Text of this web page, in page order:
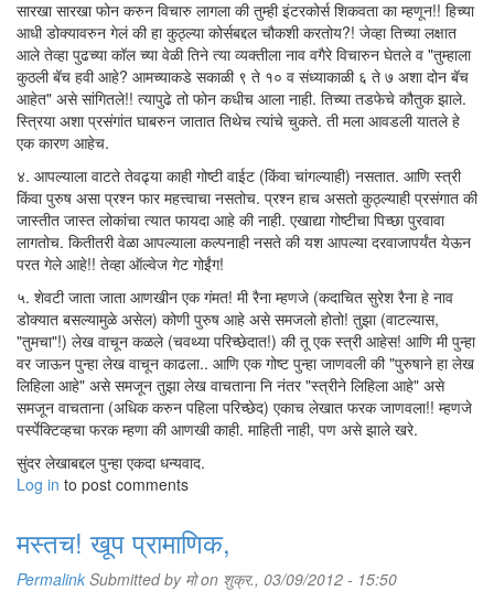
सारखा सारखा फोन करुन विचारु लागला की तुम्ही इंटरकोर्स शिकवता का म्हणून!! हिच्या
आधी डोक्यावरुन गेलं की हा कुठ्ल्या कोर्सबद्दल चौकशी करतोय?! जेव्हा तिच्या लक्षात
आले तेव्हा पुढच्या कॉल च्या वेळी तिने त्या व्यक्तीला नाव वगैरे विचारुन घेतले व "तुम्हाला
कुठली बॅच हवी आहे? आमच्याकडे सकाळी ९ ते १० व संध्याकाळी ६ ते ७ अशा दोन बॅच
आहेत" असे सांगितले!! त्यापुढे तो फोन कधीच आला नाही. तिच्या तडफेचे कौतुक झाले.
स्त्रिया अशा प्रसंगांत घाबरुन जातात तिथेच त्यांचे चुकते. ती मला आवडली यातले हे
एक कारण आहेच.
४. आपल्याला वाटते तेवढ्या काही गोष्टी वाईट (किंवा चांगल्याही) नसतात. आणि स्त्री
किंवा पुरुष असा प्रश्न फार महत्त्वाचा नसतोच. प्रश्न हाच असतो कुठ्ल्याही प्रसंगात की
जास्तीत जास्त लोकांचा त्यात फायदा आहे की नाही. एखाद्या गोष्टीचा पिच्छा पुरवावा
लागतोच. कितीतरी वेळा आपल्याला कल्पनाही नसते की यश आपल्या दरवाजापर्यंत येऊन
परत गेले आहे!! तेव्हा ऑल्वेज गेट गोईंग!
५. शेवटी जाता जाता आणखीन एक गंमत! मी रैना म्हणजे (कदाचित सुरेश रैना हे नाव
डोक्यात बसल्यामुळे असेल) कोणी पुरुष आहे असे समजलो होतो! तुझा (वाटल्यास,
"तुमचा"!) लेख वाचून कळले (चवथ्या परिच्छेदात!) की तू एक स्त्री आहेस! आणि मी पुन्हा
वर जाऊन पुन्हा लेख वाचून काढला.. आणि एक गोष्ट पुन्हा जाणवली की "पुरुषाने हा लेख
लिहिला आहे" असे समजून तुझा लेख वाचताना नि नंतर "स्त्रीने लिहिला आहे" असे
समजून वाचताना (अधिक करुन पहिला परिच्छेद) एकाच लेखात फरक जाणवला!! म्हणजे
पर्स्पेक्टिव्हचा फरक म्हणा की आणखी काही. माहिती नाही, पण असे झाले खरे.
सुंदर लेखाबद्दल पुन्हा एकदा धन्यवाद.
Log in to post comments
मस्तच! खूप प्रामाणिक,
Permalink Submitted by मोon शुक्र., 03/09/2012 - 15:50